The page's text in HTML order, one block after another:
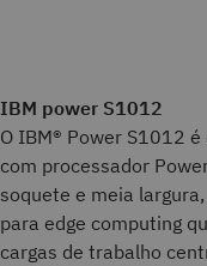
IBM power S1012
O IBM® Power S1012
com processador
soquete e meia
para edge computing
cargas de trabalho